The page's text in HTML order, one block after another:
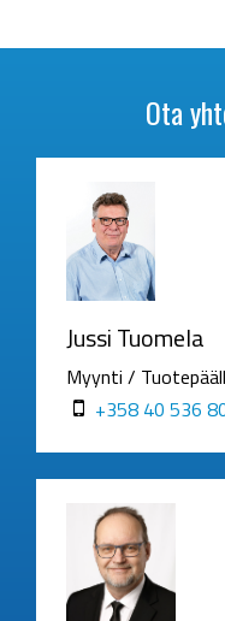
Ota
Jussi Tuomela
Myynti /
+358 40 536